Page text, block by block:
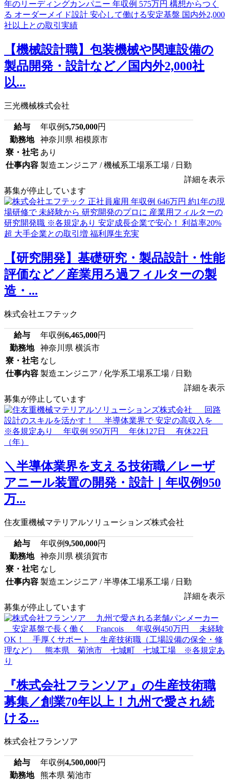
【機械設計職】包装機械や関連設備の
製品開発・設計など／国内外2,000社
以...
三光機械株式会社
給与 年収例5,750,000円
勤務地
神奈川県 相模原市
寮・社宅 あり
仕事内容 製造エンジニア / 機械系工場系工場 / 日勤
詳細を表示
募集が停止しています
【研究開発】基礎研究・製品設計・性能
評価など／産業用ろ過フィルターの製
造・...
株式会社エフテック
給与 年収例6,465,000円
勤務地
神奈川県 横浜市
寮・社宅 なし
仕事内容 製造エンジニア / 化学系工場系工場 / 日勤
詳細を表示
募集が停止しています
＼半導体業界を支える技術職／レーザ
アニール装置の開発・設計｜年収例950
万...
住友重機械マテリアルソリューションズ株式会社
給与 年収例9,500,000円
勤務地
神奈川県 横須賀市
寮・社宅 なし
仕事内容 製造エンジニア / 半導体工場系工場 / 日勤
詳細を表示
募集が停止しています
『株式会社フランソア』の生産技術職
募集／創業70年以上！九州で愛され続
ける...
株式会社フランソア
給与 年収例4,500,000円
勤務地
熊本県 菊池市